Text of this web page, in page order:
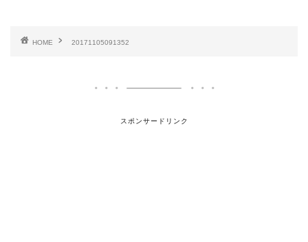
HOME 20171105091352
スポンサードリンク